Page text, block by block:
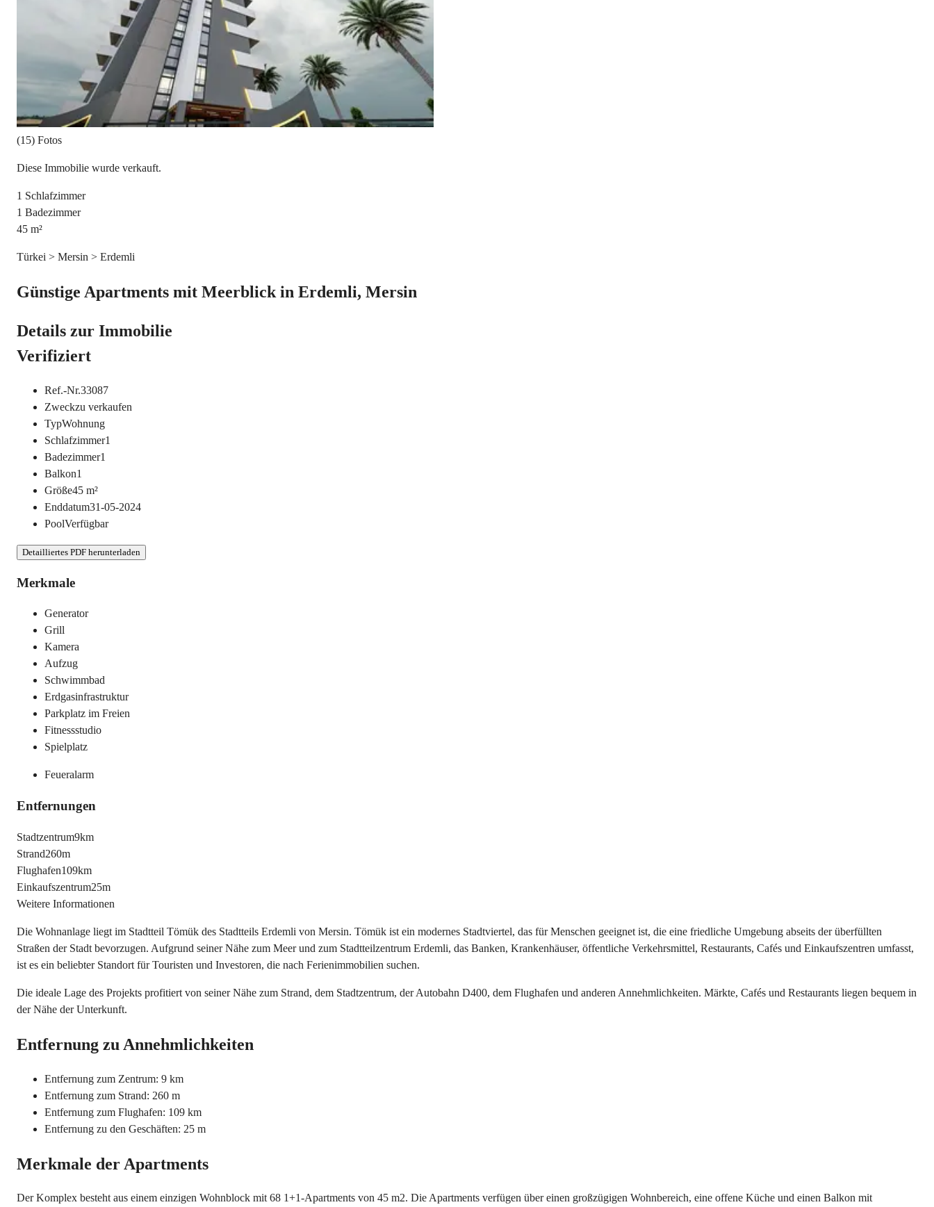
(15) Fotos
Diese Immobilie wurde verkauft.
1 Schlafzimmer
1 Badezimmer
45 m²
Türkei > Mersin > Erdemli
Günstige Apartments mit Meerblick in Erdemli, Mersin
Details zur Immobilie
Verifiziert
Ref.-Nr.33087
Zweckzu verkaufen
TypWohnung
Schlafzimmer1
Badezimmer1
Balkon1
Größe45 m²
Enddatum31-05-2024
PoolVerfügbar
Detailliertes PDF herunterladen
Merkmale
Generator
Grill
Kamera
Aufzug
Schwimmbad
Erdgasinfrastruktur
Parkplatz im Freien
Fitnessstudio
Spielplatz
Feueralarm
Entfernungen
Stadtzentrum9km
Strand260m
Flughafen109km
Einkaufszentrum25m
Weitere Informationen
Die Wohnanlage liegt im Stadtteil Tömük des Stadtteils Erdemli von Mersin. Tömük ist ein modernes Stadtviertel, das für Menschen geeignet ist, die eine friedliche Umgebung abseits der überfüllten
Straßen der Stadt bevorzugen. Aufgrund seiner Nähe zum Meer und zum Stadtteilzentrum Erdemli, das Banken, Krankenhäuser, öffentliche Verkehrsmittel, Restaurants, Cafés und Einkaufszentren umfasst,
ist es ein beliebter Standort für Touristen und Investoren, die nach Ferienimmobilien suchen.
Die ideale Lage des Projekts profitiert von seiner Nähe zum Strand, dem Stadtzentrum, der Autobahn D400, dem Flughafen und anderen Annehmlichkeiten. Märkte, Cafés und Restaurants liegen bequem in
der Nähe der Unterkunft.
Entfernung zu Annehmlichkeiten
Entfernung zum Zentrum: 9 km
Entfernung zum Strand: 260 m
Entfernung zum Flughafen: 109 km
Entfernung zu den Geschäften: 25 m
Merkmale der Apartments
Der Komplex besteht aus einem einzigen Wohnblock mit 68 1+1-Apartments von 45 m2. Die Apartments verfügen über einen großzügigen Wohnbereich, eine offene Küche und einen Balkon mit